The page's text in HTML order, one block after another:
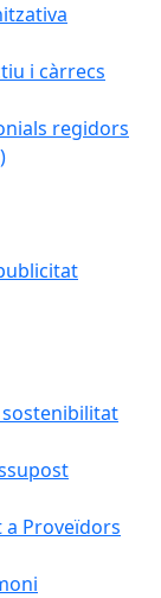
i càrrecs
regidors
a Proveïdors